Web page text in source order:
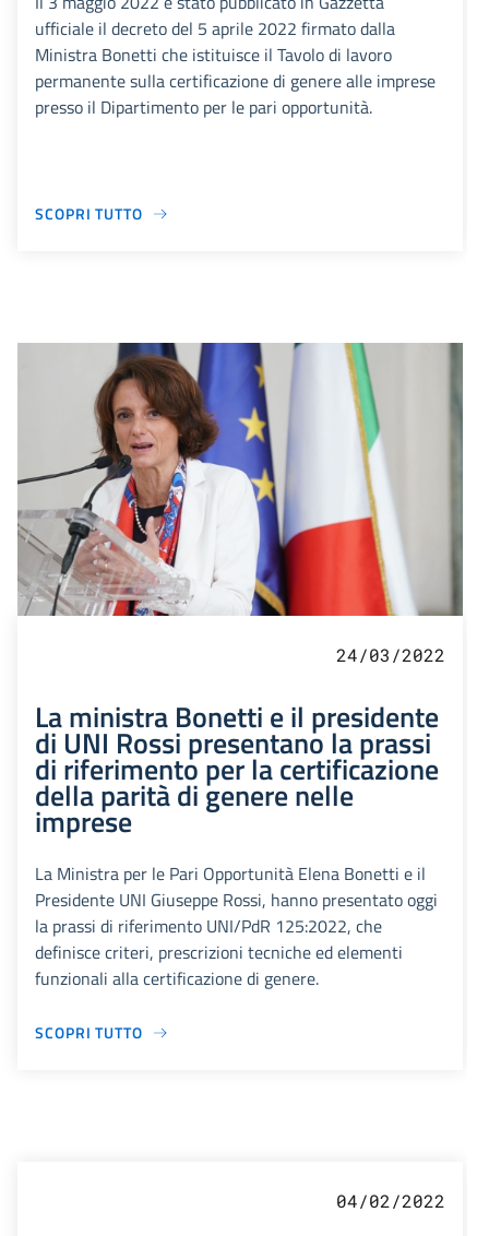
ufficiale il decreto del 5 aprile 2022 firmato dalla
Ministra Bonetti che istituisce il Tavolo di lavoro
permanente sulla certificazione di genere alle imprese
presso il Dipartimento per le pari opportunità.
SCOPRI TUTTO
24/03/2022
La ministra Bonetti e il presidente
di UNI Rossi presentano la prassi
di riferimento per la certificazione
della parità di genere nelle
imprese
La Ministra per le Pari Opportunità Elena Bonetti e il
Presidente UNI Giuseppe Rossi, hanno presentato oggi
la prassi di riferimento UNI/PdR 125:2022, che
definisce criteri, prescrizioni tecniche ed elementi
funzionali alla certificazione di genere.
SCOPRI TUTTO
04/02/2022